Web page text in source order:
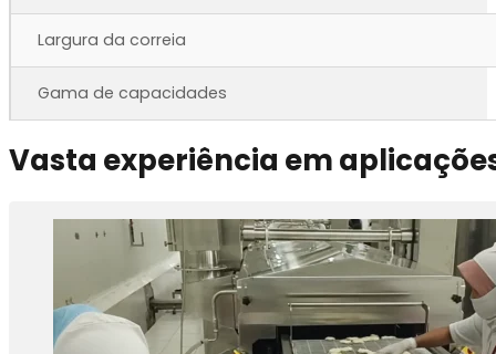
Largura da correia
Gama de capacidades
Vasta experiência em